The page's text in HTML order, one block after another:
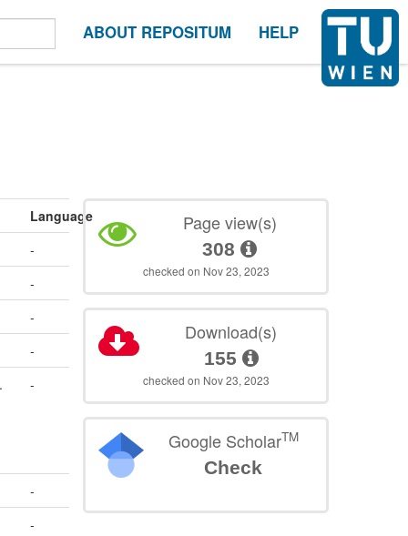
ABOUT REPOSITUM HELP
Language
-
-
-
-
-
-
-
Page view(s)
308
checked on Nov 23, 2023
Download(s)
155
checked on Nov 23, 2023
Google ScholarTM
Check